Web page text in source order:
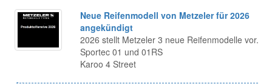
Neue Reifenmodell von Metzeler für 2026
angekündigt
2026 stellt Metzeler 3 neue Reifenmodelle vor.
Sportec 01 und 01RS
Karoo 4 Street